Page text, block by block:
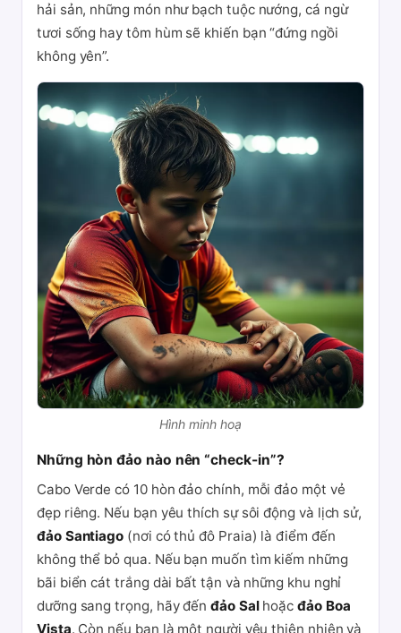
hải sản, những món như bạch tuộc nướng, cá ngừ
tươi sống hay tôm hùm sẽ khiến bạn “đứng ngồi
không yên”.
Hình minh hoạ
Những hòn đảo nào nên “check-in”?
Cabo Verde có 10 hòn đảo chính, mỗi đảo một vẻ
đẹp riêng. Nếu bạn yêu thích sự sôi động và lịch sử,
đảo Santiago (nơi có thủ đô Praia) là điểm đến
không thể bỏ qua. Nếu bạn muốn tìm kiếm những
bãi biển cát trắng dài bất tận và những khu nghỉ
dưỡng sang trọng, hãy đếnđảo Salhoặcđảo Boa
Vista. Còn nếu bạn là một người yêu thiên nhiên và